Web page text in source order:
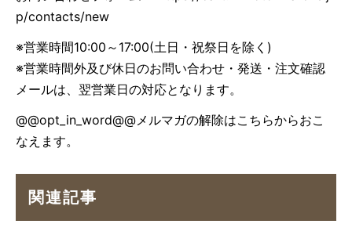
p/contacts/new
※営業時間10:00～17:00(土日・祝祭日を除く)
※営業時間外及び休日のお問い合わせ・発送・注文確認
メールは、翌営業日の対応となります。
@@opt_in_word@@メルマガの解除はこちらからおこ
なえます。
関連記事